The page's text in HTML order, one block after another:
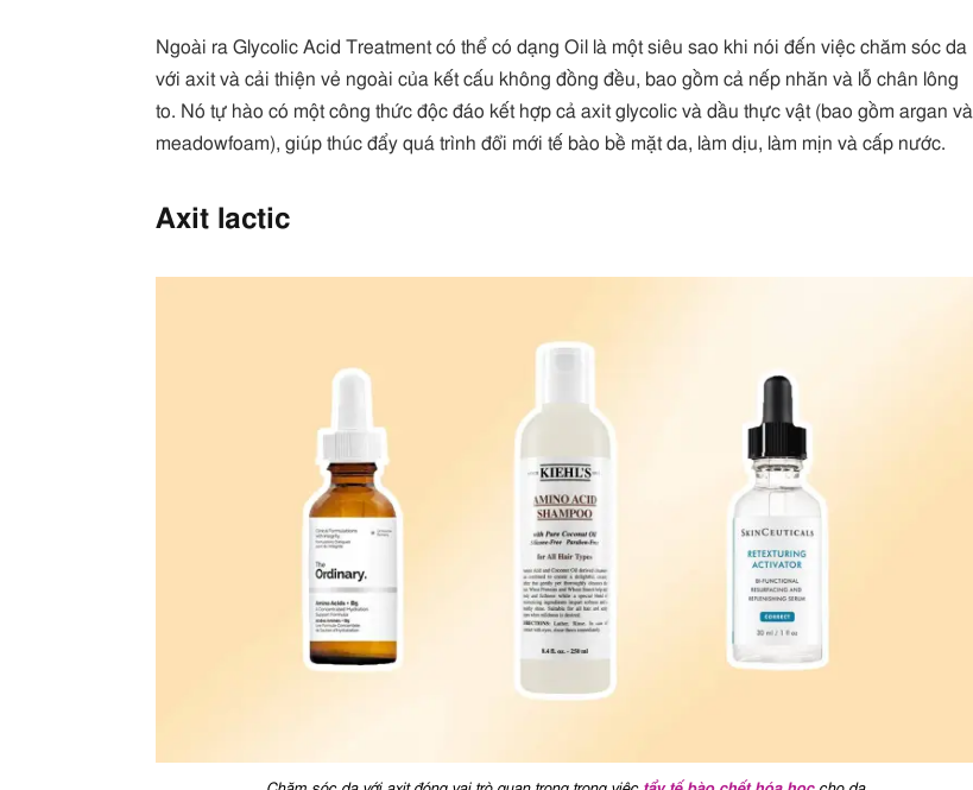
Ngoài ra Glycolic Acid Treatment có thể có dạng Oil là một siêu sao khi nói đến việc chăm sóc da
với axit và cải thiện vẻ ngoài của kết cấu không đồng đều, bao gồm cả nếp nhăn và lỗ chân lông
to. Nó tự hào có một công thức độc đáo kết hợp cả axit glycolic và dầu thực vật (bao gồm argan và
meadowfoam), giúp thúc đẩy quá trình đổi mới tế bào bề mặt da, làm dịu, làm mịn và cấp nước.
Axit lactic